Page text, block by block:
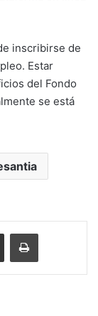
inscribirse de
Estar
del Fondo
se está
Enviar vía email Imprimir